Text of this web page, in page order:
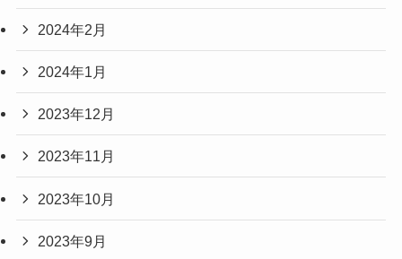
2024年2月
2024年1月
2023年12月
2023年11月
2023年10月
2023年9月